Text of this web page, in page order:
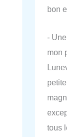
bon
-
mon
tous